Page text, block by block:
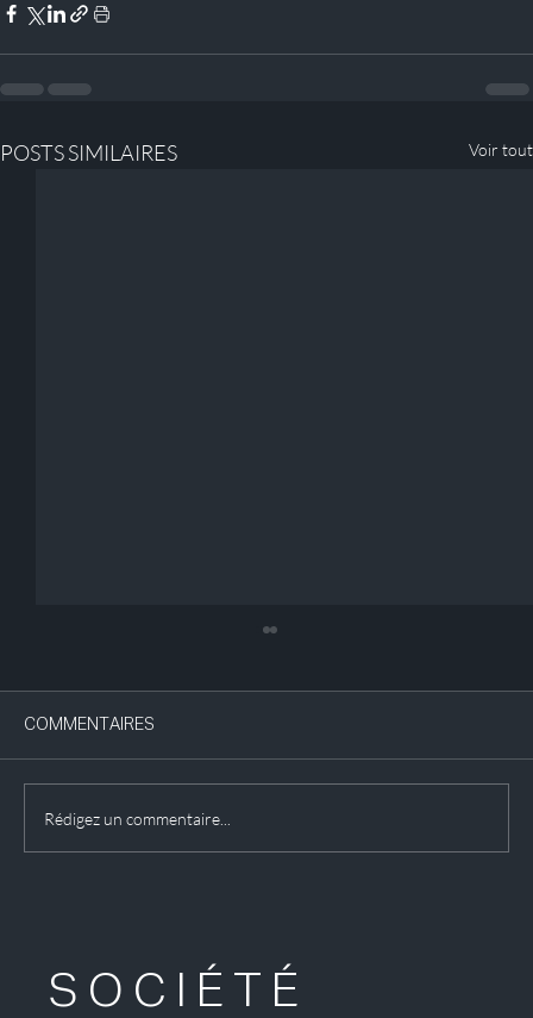
POSTS SIMILAIRES Voir tout
COMMENTAIRES
Rédigez un commentaire...
SOCIÉTÉ